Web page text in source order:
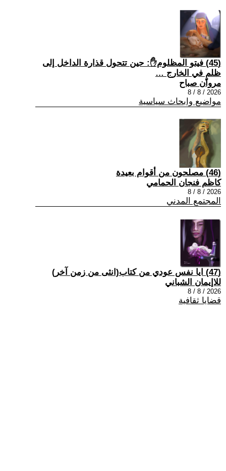
(45) فيتو المظلوم✋: حين تتحول قذارة الداخل إلى
ظلمٍ في الخارج …
مروان صباح
2026 / 8 / 8
مواضيع وابحاث سياسية
(46) مصلحون من أقوام بعيدة
كاظم فنجان الحمامي
2026 / 8 / 8
المجتمع المدني
(47) ايا نفس عودي من كتاب(انثى من زمن آخر)
للاإيمان الشباني
2026 / 8 / 8
قضايا ثقافية